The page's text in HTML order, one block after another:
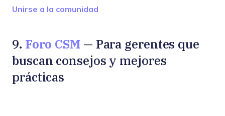
Unirse a la comunidad
9. Foro CSM — Para gerentes que
buscan consejos y mejores
prácticas